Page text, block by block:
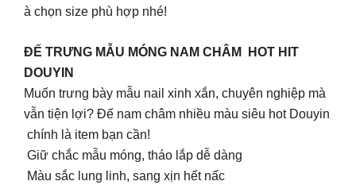
à chọn size phù hợp nhé!
ĐẾ TRƯNG MẪU MÓNG NAM CHÂM HOT HIT
DOUYIN
Muốn trưng bày mẫu nail xinh xắn, chuyên nghiệp mà
vẫn tiện lợi? Đế nam châm nhiều màu siêu hot Douyin
chính là item bạn cần!
Giữ chắc mẫu móng, tháo lắp dễ dàng
Màu sắc lung linh, sang xịn hết nấc